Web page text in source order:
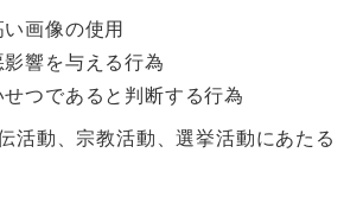
画像の使用
響を与える行為
つであると判断する行為
活動、宗教活動、選挙活動にあたる